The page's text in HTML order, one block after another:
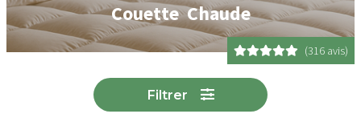
Couette Chaude
(316 avis)
Filtrer